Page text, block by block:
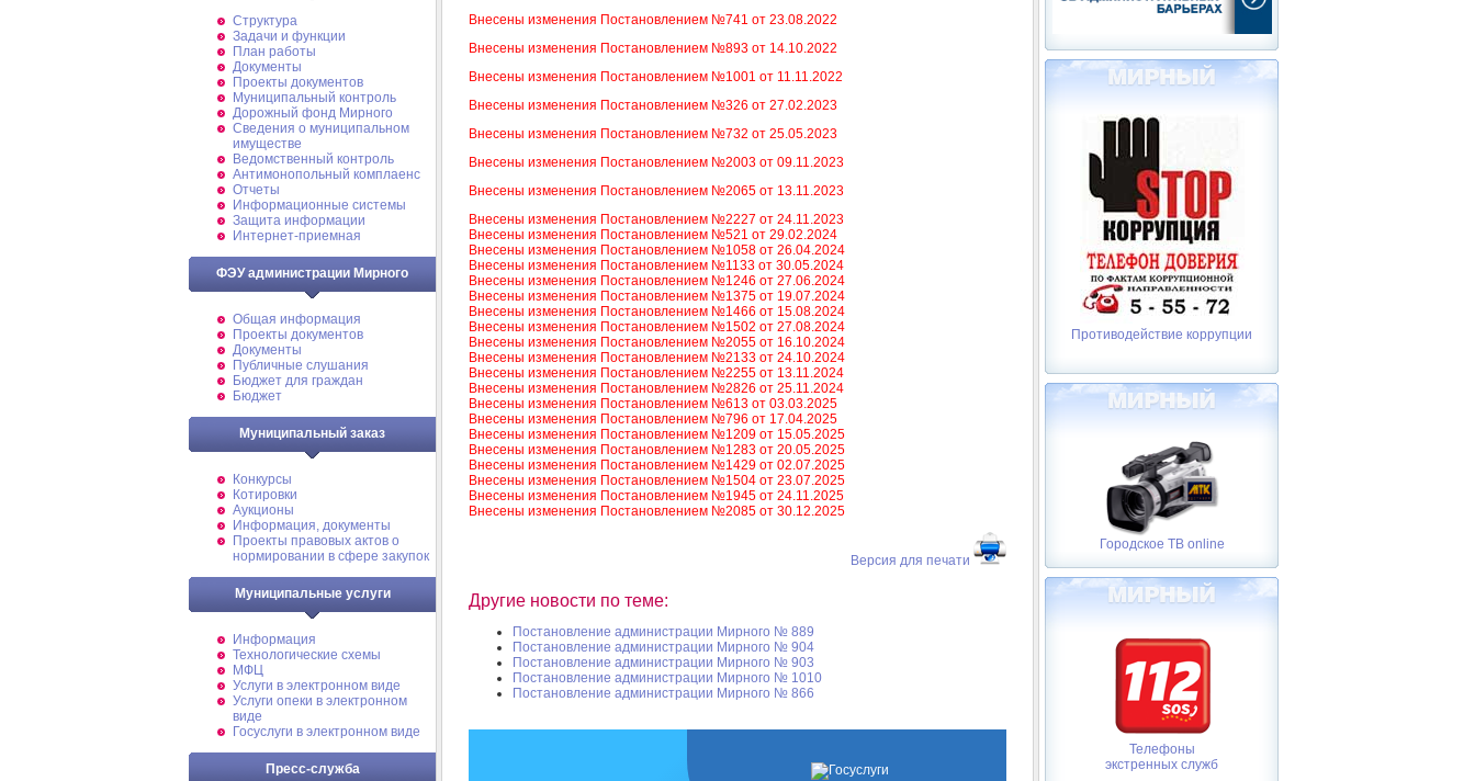
Структура
Задачи и функции
План работы
Документы
Проекты документов
Муниципальный контроль
Дорожный фонд Мирного
Cведения о муниципальном
имуществе
Ведомственный контроль
Антимонопольный комплаенс
Отчеты
Информационные системы
Защита информации
Интернет-приемная
ФЭУ администрации Мирного
Общая информация
Проекты документов
Документы
Публичные слушания
Бюджет для граждан
Бюджет
Муниципальный заказ
Конкурсы
Котировки
Аукционы
Информация, документы
Проекты правовых актов о
нормировании в сфере закупок
Муниципальные услуги
Информация
Технологические схемы
МФЦ
Услуги в электронном виде
Услуги опеки в электронном
виде
Госуслуги в электронном виде
Пресс-служба
Внесены изменения Постановлением №741 от 23.08.2022
Внесены изменения Постановлением №893 от 14.10.2022
Внесены изменения Постановлением №1001 от 11.11.2022
Внесены изменения Постановлением №326 от 27.02.2023
Внесены изменения Постановлением №732 от 25.05.2023
Внесены изменения Постановлением №2003 от 09.11.2023
Внесены изменения Постановлением №2065 от 13.11.2023
Внесены изменения Постановлением №2227 от 24.11.2023
Внесены изменения Постановлением №521 от 29.02.2024
Внесены изменения Постановлением №1058 от 26.04.2024
Внесены изменения Постановлением №1133 от 30.05.2024
Внесены изменения Постановлением №1246 от 27.06.2024
Внесены изменения Постановлением №1375 от 19.07.2024
Внесены изменения Постановлением №1466 от 15.08.2024
Внесены изменения Постановлением №1502 от 27.08.2024
Внесены изменения Постановлением №2055 от 16.10.2024
Внесены изменения Постановлением №2133 от 24.10.2024
Внесены изменения Постановлением №2255 от 13.11.2024
Внесены изменения Постановлением №2826 от 25.11.2024
Внесены изменения Постановлением №613 от 03.03.2025
Внесены изменения Постановлением №796 от 17.04.2025
Внесены изменения Постановлением №1209 от 15.05.2025
Внесены изменения Постановлением №1283 от 20.05.2025
Внесены изменения Постановлением №1429 от 02.07.2025
Внесены изменения Постановлением №1504 от 23.07.2025
Внесены изменения Постановлением №1945 от 24.11.2025
Внесены изменения Постановлением №2085 от 30.12.2025
Версия для печати
Другие новости по теме:
Постановление администрации Мирного № 889
Постановление администрации Мирного № 904
Постановление администрации Мирного № 903
Постановление администрации Мирного № 1010
Постановление администрации Мирного № 866
Противодействие коррупции
Городское ТВ online
Телефоны
экстренных служб